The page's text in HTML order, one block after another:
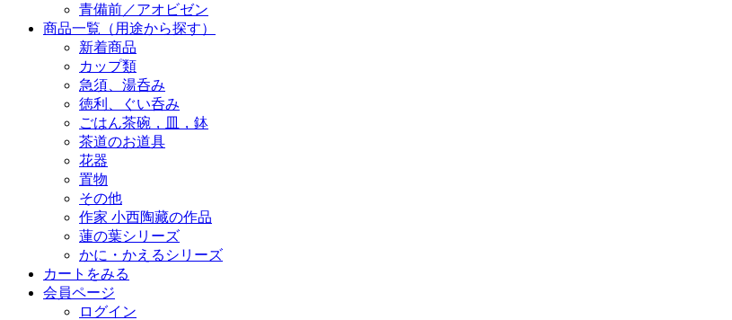
青備前／アオビゼン
商品一覧（用途から探す）
新着商品
カップ類
急須、湯呑み
徳利、ぐい呑み
ごはん茶碗，皿，鉢
茶道のお道具
花器
置物
その他
作家 小西陶藏の作品
蓮の葉シリーズ
かに・かえるシリーズ
カートをみる
会員ページ
ログイン